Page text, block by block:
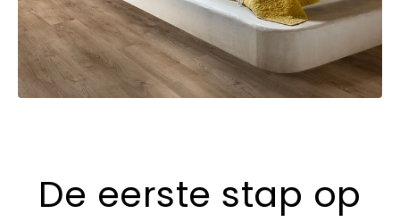
De eerste stap op